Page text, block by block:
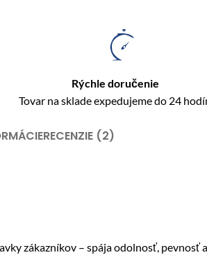
Rýchle doručenie
Tovar na sklade expedujeme do 24
RECENZIE (2)
zákazníkov – spája odolnosť, pevnosť